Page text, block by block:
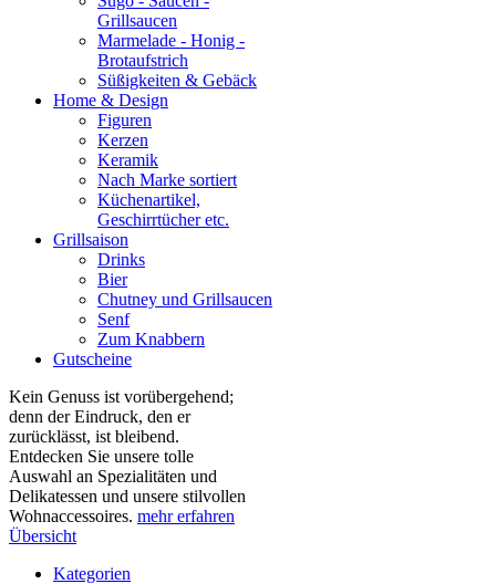
Grillsaucen
Marmelade - Honig -
Brotaufstrich
Süßigkeiten & Gebäck
Home & Design
Figuren
Kerzen
Keramik
Nach Marke sortiert
Küchenartikel,
Geschirrtücher etc.
Grillsaison
Drinks
Bier
Chutney und Grillsaucen
Senf
Zum Knabbern
Gutscheine
Kein Genuss ist vorübergehend;
denn der Eindruck, den er
zurücklässt, ist bleibend.
Entdecken Sie unsere tolle
Auswahl an Spezialitäten und
Delikatessen und unsere stilvollen
Wohnaccessoires. mehr erfahren
Übersicht
Kategorien